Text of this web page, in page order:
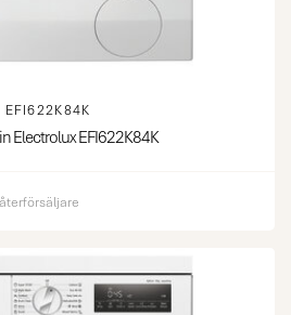
EFI622K84K
Electrolux EFI622K84K